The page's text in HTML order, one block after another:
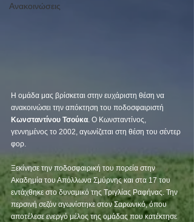
Ανακοινώσεις
Η ομάδα μας βρίσκεται στην ευχάριστη θέση να
ανακοινώσει την απόκτηση του ποδοσφαιριστή
Κωνσταντίνου Τσούκα. Ο Κωνσταντίνος,
γεννημένος το 2002, αγωνίζεται στη θέση του σέντερ
φορ.
Ξεκίνησε την ποδοσφαιρική του πορεία στην
Ακαδημία του Απόλλωνα Σμύρνης και στα 17 του
εντάχθηκε στο δυναμικό της Τριγλίας Ραφήνας. Την
περσινή σεζόν αγωνίστηκε στον Σαρωνικό, όπου
αποτέλεσε ενεργό μέλος της ομάδας που κατέκτησε